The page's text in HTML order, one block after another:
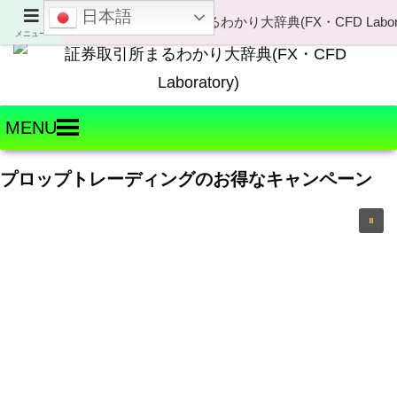
Welcome to FX・CFD Laboratory!
MENU
プロップトレーディングのお得なキャンペーン
メニュー
日本語